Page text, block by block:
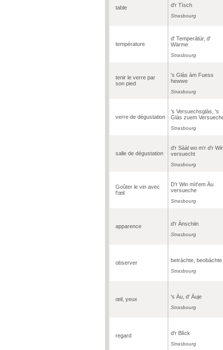
table d'r Tìsch
Strasbourg
température
d' Temperàtür, d'
Wärme
Strasbourg
tenir le verre par
son pied
's Glàs àm Fuess
hewwe
Strasbourg
verre de dégustation
's Versuechsglàs, 's
Glàs zuem
Strasbourg
salle de dégustation
d'r Sààl wo m'r d'r
versuecht
Strasbourg
Goûter le vin avec
l'œil
D'r Win mìt'em Äu
versueche
Strasbourg
apparence d'r Ànschiin
Strasbourg
observer betràchte, beobàchte
Strasbourg
œil, yeux 's Äu, d' Äuje
Strasbourg
regard d'r Blìck
Strasbourg